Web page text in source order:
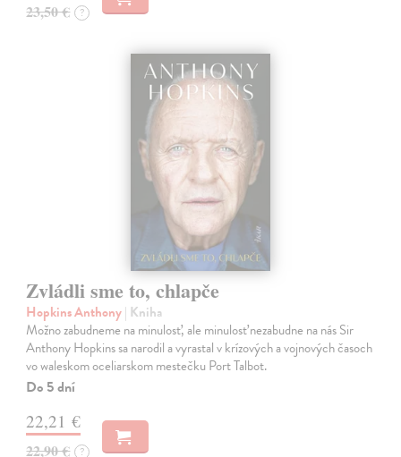
23,50 € ?
Zvládli sme to, chlapče
Hopkins Anthony| Kniha
Možno zabudneme na minulosť, ale minulosť nezabudne na nás Sir
Anthony Hopkins sa narodil a vyrastal v krízových a vojnových časoch
vo waleskom oceliarskom mestečku Port Talbot.
Do 5 dní
22,21 €
22,90 € ?